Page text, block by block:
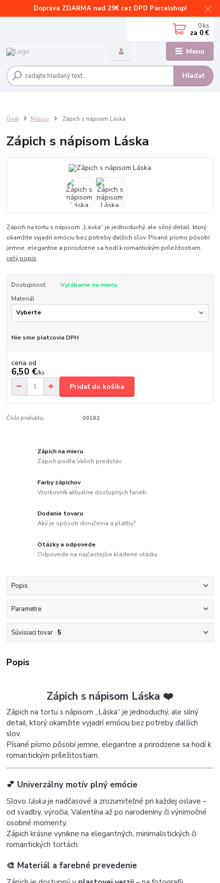
Doprava ZDARMA nad 29€ cez DPD Parcelshop!
Menu
Hľadať
0 ks
za 0 €
Úvod Nápisy Zápich s nápisom Láska
Zápich s nápisom Láska
Zápich na tortu s nápisom „Láska“ je jednoduchý, ale silný detail, ktorý
okamžite vyjadrí emóciu bez potreby ďalších slov. Písané písmo pôsobí
jemne, elegantne a prirodzene sa hodí k romantickým príležitostiam.
celý popis
Dostupnosť
Vyrábame na mieru
Materiál
Nie sme platcovia DPH
cena od
6,50 €/ks
Pridať do košíka
Číslo produktu: 00162
Zápich na mieru
Zápich podľa Vašich predstáv.
Farby zápichov
Vzorkovník aktuálne dostupných farieb.
Dodanie tovaru
Aký je spôsob doručenia a platby?
Otázky a odpovede
Odpovede na najčastejšie kladené otázky.
Popis
Parametre
Súvisiaci tovar 5
Popis
Zápich s nápisom Láska ❤️
Zápich na tortu s nápisom „Láska“ je jednoduchý, ale silný
detail, ktorý okamžite vyjadrí emóciu bez potreby ďalších
slov.
Písané písmo pôsobí jemne, elegantne a prirodzene sa hodí k
romantickým príležitostiam.
💕 Univerzálny motív plný emócie
Slovo láskaje nadčasové a zrozumiteľné pri každej oslave –
od svadby, výročia, Valentína až po narodeniny či výnimočné
osobné momenty.
Zápich krásne vynikne na elegantných, minimalistických či
romantických tortách.
🎨 Materiál a farebné prevedenie